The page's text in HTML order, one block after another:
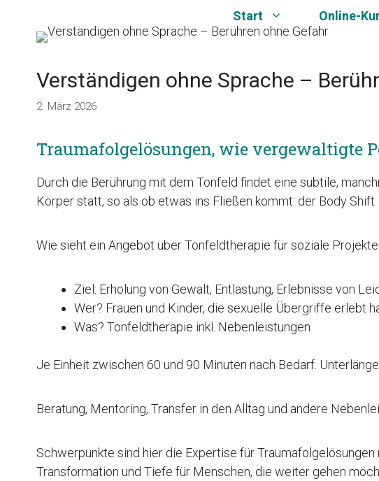
springen
Start Online-
Verständigen ohne Sprache –
2. März 2026
Traumafolgelösungen, wie vergewaltigte
Durch die Berührung mit dem Tonfeld findet eine subtile,
Körper statt, so als ob etwas ins Fließen kommt: der Body Shift.
Wie sieht ein Angebot über Tonfeldtherapie für soziale
Ziel: Erholung von Gewalt, Entlastung, Erlebnisse von
Wer? Frauen und Kinder, die sexuelle Übergriffe erlebt
Was? Tonfeldtherapie inkl. Nebenleistungen
Je Einheit zwischen 60 und 90 Minuten nach Bedarf.
Beratung, Mentoring, Transfer in den Alltag und andere
Schwerpunkte sind hier die Expertise für
Transformation und Tiefe für Menschen, die weiter gehen